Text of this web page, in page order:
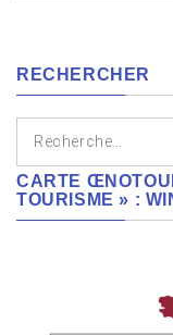
RECHERCHER
Rechercher :
CARTE
TOURISME » :